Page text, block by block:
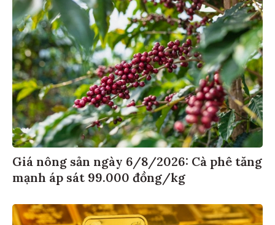
Giá nông sản ngày 6/8/2026: Cà phê tăng
mạnh áp sát 99.000 đồng/kg